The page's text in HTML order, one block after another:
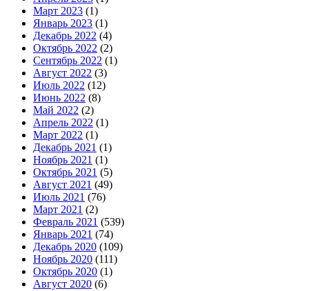
Март 2023 (1)
Январь 2023 (1)
Декабрь 2022 (4)
Октябрь 2022 (2)
Сентябрь 2022 (1)
Август 2022 (3)
Июль 2022 (12)
Июнь 2022 (8)
Май 2022 (2)
Апрель 2022 (1)
Март 2022 (1)
Декабрь 2021 (1)
Ноябрь 2021 (1)
Октябрь 2021 (5)
Август 2021 (49)
Июль 2021 (76)
Март 2021 (2)
Февраль 2021 (539)
Январь 2021 (74)
Декабрь 2020 (109)
Ноябрь 2020 (111)
Октябрь 2020 (1)
Август 2020 (6)